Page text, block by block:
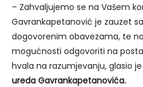
– Zahvaljujemo se na Vašem
Gavrankapetanović je zauzet
dogovorenim obavezama, te
mogućnosti odgovoriti na
hvala na razumjevanju, glasio
ureda Gavrankapetanovića.